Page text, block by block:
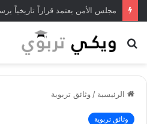
بحث
الرئيسية / وثائق تربوية
وثائق تربوية